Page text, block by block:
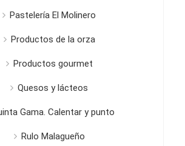
Pastelería El Molinero
Productos de la orza
Productos gourmet
Quesos y lácteos
Gama. Calentar y punto
Rulo Malagueño